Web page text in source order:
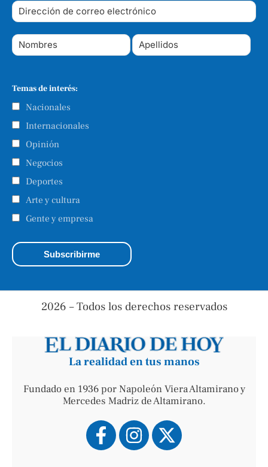
Temas de interés:
Nacionales
Internacionales
Opinión
Negocios
Deportes
Arte y cultura
Gente y empresa
2026 – Todos los derechos reservados
La realidad en tus manos
Fundado en 1936 por Napoleón Viera Altamirano y
Mercedes Madriz de Altamirano.